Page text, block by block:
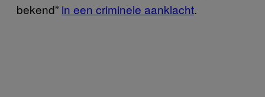
bekend” in een criminele aanklacht.